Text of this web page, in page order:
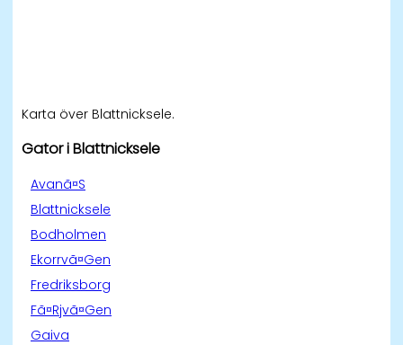
Karta över Blattnicksele.
Gator i Blattnicksele
Avanã¤S
Blattnicksele
Bodholmen
Ekorrvã¤Gen
Fredriksborg
Fã¤Rjvã¤Gen
Gaiva